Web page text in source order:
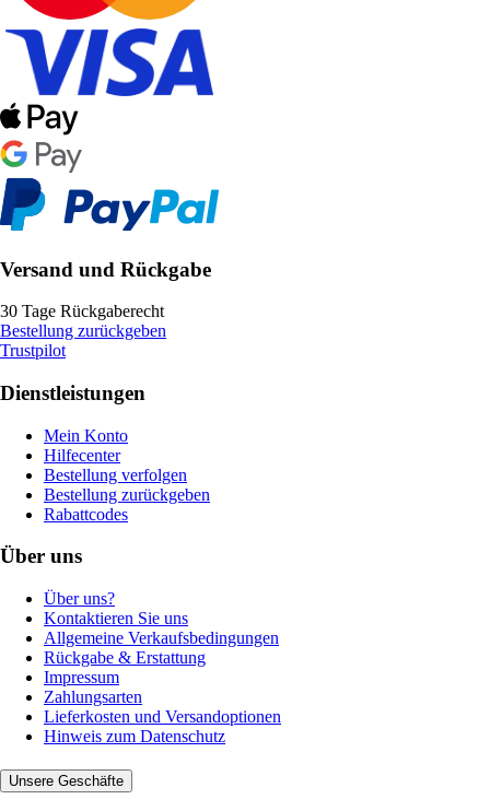
Versand und Rückgabe
30 Tage Rückgaberecht
Bestellung zurückgeben
Trustpilot
Dienstleistungen
Mein Konto
Hilfecenter
Bestellung verfolgen
Bestellung zurückgeben
Rabattcodes
Über uns
Über uns?
Kontaktieren Sie uns
Allgemeine Verkaufsbedingungen
Rückgabe & Erstattung
Impressum
Zahlungsarten
Lieferkosten und Versandoptionen
Hinweis zum Datenschutz
Unsere Geschäfte